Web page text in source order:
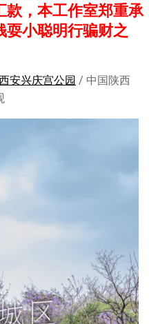
款，本工作室郑重承
耍小聪明行骗财之
安兴庆宫公园 / 中国陕西